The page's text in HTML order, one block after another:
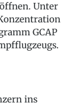
Unter
GCAP
ins